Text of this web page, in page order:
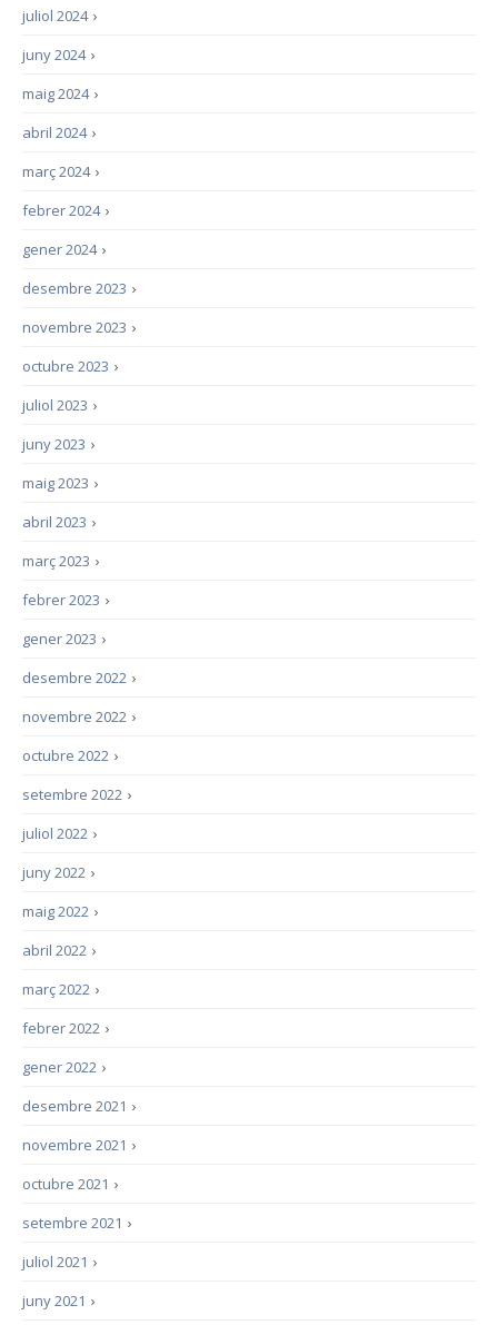
›
juliol 2024
›
juny 2024
›
maig 2024
›
abril 2024
›
març 2024
›
febrer 2024
›
gener 2024
›
desembre 2023
›
novembre 2023
›
octubre 2023
›
juliol 2023
›
juny 2023
›
maig 2023
›
abril 2023
›
març 2023
›
febrer 2023
›
gener 2023
›
desembre 2022
›
novembre 2022
›
octubre 2022
›
setembre 2022
›
juliol 2022
›
juny 2022
›
maig 2022
›
abril 2022
›
març 2022
›
febrer 2022
›
gener 2022
›
desembre 2021
›
novembre 2021
›
octubre 2021
›
setembre 2021
›
juliol 2021
›
juny 2021